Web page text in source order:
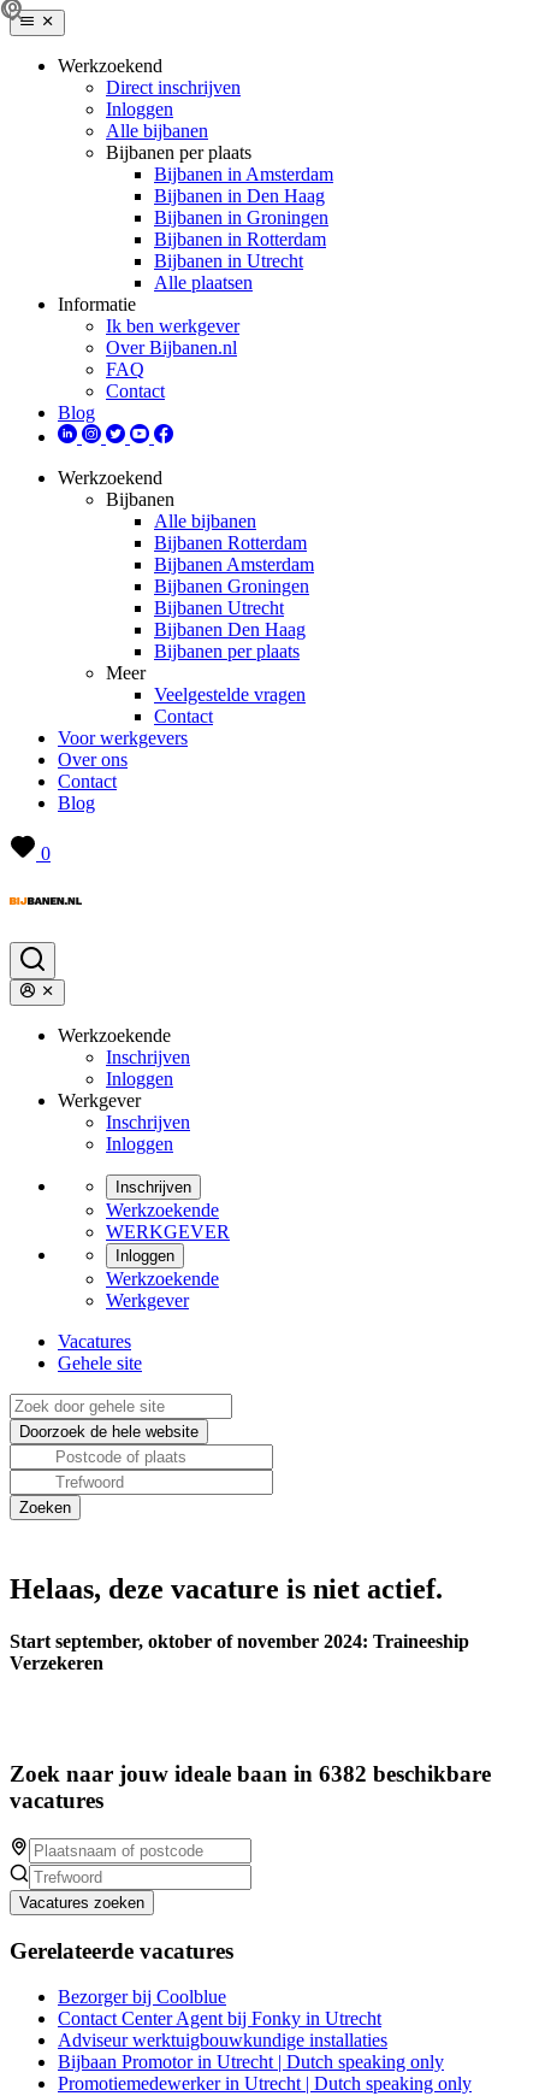
Werkzoekend
Direct inschrijven
Inloggen
Alle bijbanen
Bijbanen per plaats
Bijbanen in Amsterdam
Bijbanen in Den Haag
Bijbanen in Groningen
Bijbanen in Rotterdam
Bijbanen in Utrecht
Alle plaatsen
Informatie
Ik ben werkgever
Over Bijbanen.nl
FAQ
Contact
Blog
Werkzoekend
Bijbanen
Alle bijbanen
Bijbanen Rotterdam
Bijbanen Amsterdam
Bijbanen Groningen
Bijbanen Utrecht
Bijbanen Den Haag
Bijbanen per plaats
Meer
Veelgestelde vragen
Contact
Voor werkgevers
Over ons
Contact
Blog
0
Werkzoekende
Inschrijven
Inloggen
Werkgever
Inschrijven
Inloggen
Inschrijven
Werkzoekende
WERKGEVER
Inloggen
Werkzoekende
Werkgever
Vacatures
Gehele site
Helaas, deze vacature is niet actief.
Start september, oktober of november 2024: Traineeship
Verzekeren
Zoek naar jouw ideale baan in 6382 beschikbare
vacatures
Vacatures zoeken
Gerelateerde vacatures
Bezorger bij Coolblue
Contact Center Agent bij Fonky in Utrecht
Adviseur werktuigbouwkundige installaties
Bijbaan Promotor in Utrecht | Dutch speaking only
Promotiemedewerker in Utrecht | Dutch speaking only